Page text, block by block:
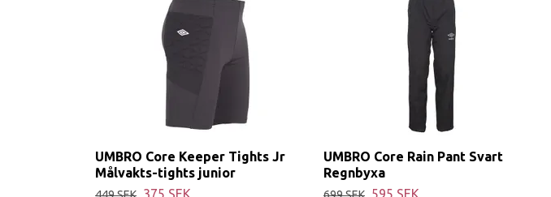
UMBRO Core Keeper Tights Jr
Målvakts-tights junior
375 SEK
UMBRO Core Rain Pant Svart
Regnbyxa
595 SEK